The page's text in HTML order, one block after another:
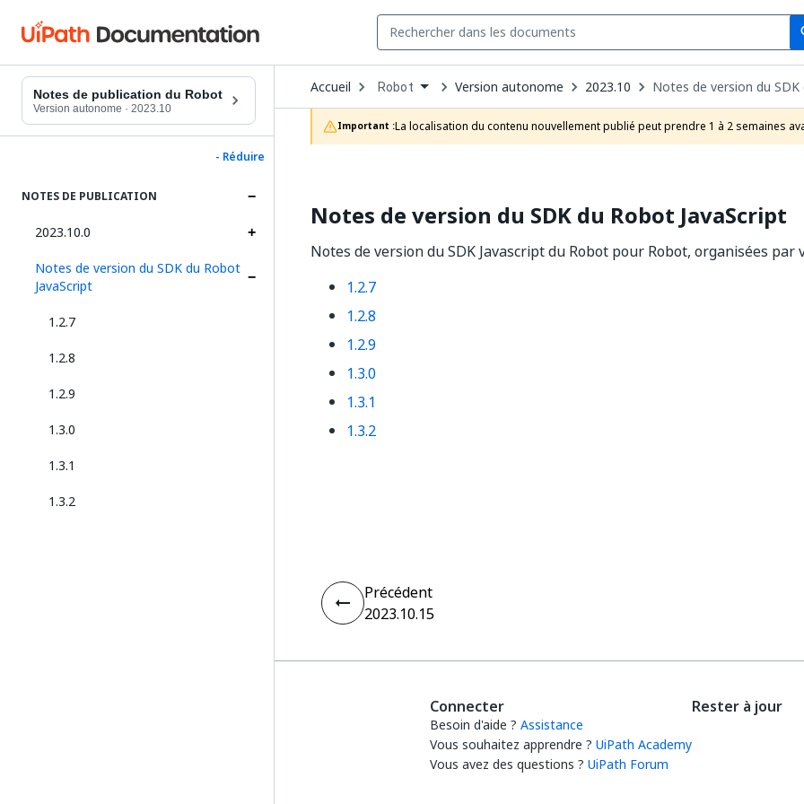
Notes de publication du Robot
Version autonome · 2023.10
- Réduire
NOTES DE PUBLICATION
2023.10.0
Notes de version du SDK du Robot
JavaScript
1.2.7
1.2.8
1.2.9
1.3.0
1.3.1
1.3.2
Accueil Open
Dropdown
to
choose
product
Robot Version autonome 2023.10 Notes de version du
Important :La localisation du contenu nouvellement publié peut prendre 1 à 2 semaines
Notes de version du SDK du Robot JavaScript
Notes de version du SDK Javascript du Robot pour Robot, organisées par
1.2.7
1.2.8
1.2.9
1.3.0
1.3.1
1.3.2
Précédent
2023.10.15
Connecter
Besoin d'aide ? Assistance
Vous souhaitez apprendre ? UiPath Academy
Vous avez des questions ? UiPath Forum
Rester à jour